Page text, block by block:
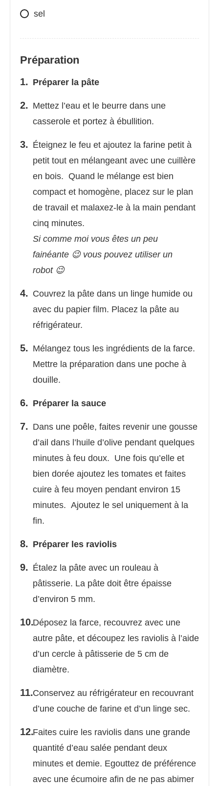
sel
Préparation
Préparer la pâte
Mettez l’eau et le beurre dans une
casserole et portez à ébullition.
Éteignez le feu et ajoutez la farine petit à
petit tout en mélangeant avec une cuillère
en bois. Quand le mélange est bien
compact et homogène, placez sur le plan
de travail et malaxez-le à la main pendant
cinq minutes.
Si comme moi vous êtes un peu
fainéante 😉 vous pouvez utiliser un
robot 😉
Couvrez la pâte dans un linge humide ou
avec du papier film. Placez la pâte au
réfrigérateur.
Mélangez tous les ingrédients de la farce.
Mettre la préparation dans une poche à
douille.
Préparer la sauce
Dans une poêle, faites revenir une gousse
d’ail dans l’huile d’olive pendant quelques
minutes à feu doux. Une fois qu’elle et
bien dorée ajoutez les tomates et faites
cuire à feu moyen pendant environ 15
minutes. Ajoutez le sel uniquement à la
fin.
Préparer les raviolis
Étalez la pâte avec un rouleau à
pâtisserie. La pâte doit être épaisse
d’environ 5 mm.
Déposez la farce, recouvrez avec une
autre pâte, et découpez les raviolis à l’aide
d’un cercle à pâtisserie de 5 cm de
diamètre.
Conservez au réfrigérateur en recouvrant
d’une couche de farine et d’un linge sec.
Faites cuire les raviolis dans une grande
quantité d’eau salée pendant deux
minutes et demie. Egouttez de préférence
avec une écumoire afin de ne pas abimer